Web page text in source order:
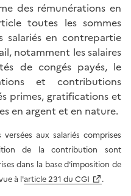
des rémunérations en
toutes les sommes
salariés en contrepartie
notamment les salaires
de congés payés, le
et contributions
primes, gratifications et
en argent et en nature.
aux salariés comprises
de la contribution sont
dans la base d'imposition de
à l'article 231 du CGI .